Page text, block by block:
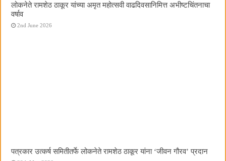
लोकनेते रामशेठ ठाकूर यांच्या अमृत महोत्सवी वाढदिवसानिमित्त अभीष्टचिंतनाचा
वर्षाव
2nd June 2026
पत्रकार उत्कर्ष समितीतर्फे लोकनेते रामशेठ ठाकूर यांना ‌‘जीवन गौरव‌’ प्रदान